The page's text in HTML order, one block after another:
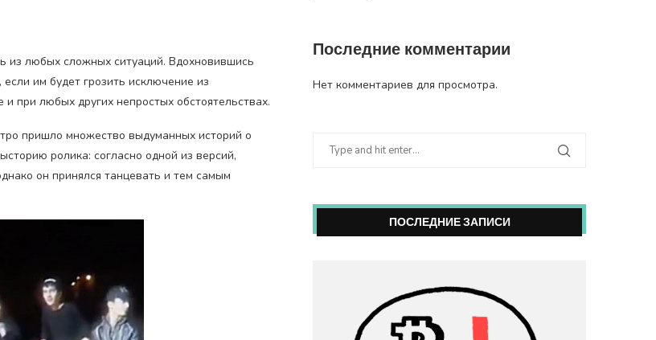
из любых сложных ситуаций. Вдохновившись
им будет грозить исключение из
при любых других непростых обстоятельствах.
пришло множество выдуманных историй о
ролика: согласно одной из версий,
он принялся танцевать и тем самым
Последние комментарии
Нет комментариев для просмотра.
ПОСЛЕДНИЕ ЗАПИСИ